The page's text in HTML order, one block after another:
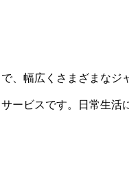
、幅広くさまざまなジ
ービスです。日常生活